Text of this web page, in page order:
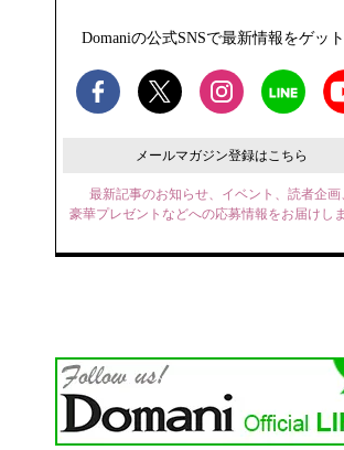
Domaniの公式SNSで最新情報をゲット
メールマガジン登録はこちら
最新記事のお知らせ、イベント、読者企画
豪華プレゼントなどへの応募情報をお届けしま